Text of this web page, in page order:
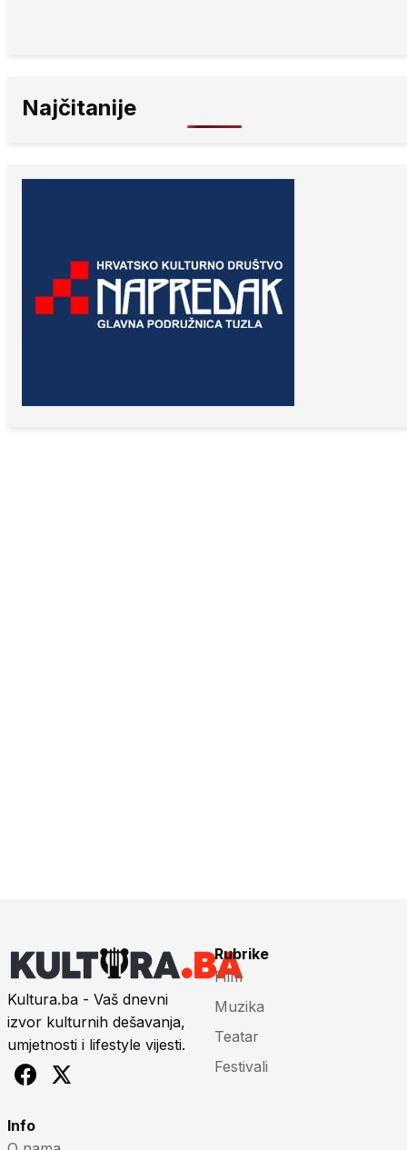
Najčitanije
Kultura.ba - Vaš dnevni
izvor kulturnih dešavanja,
umjetnosti i lifestyle vijesti.
Rubrike
Film
Muzika
Teatar
Festivali
Info